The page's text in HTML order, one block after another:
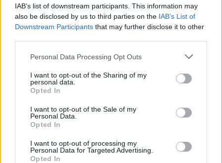
IAB’s list of downstream participants. This information may
also be disclosed by us to third parties on the IAB’s List of
Downstream Participants that may further disclose it to other
Personal Data Processing Opt Outs
I want to opt-out of the Sharing of my
personal data.
Opted In
I want to opt-out of the Sale of my
Personal Data.
Opted In
I want to opt-out of processing my
Personal Data for Targeted Advertising.
Opted In
Duna Rekord Alacsony Vízszintje:
A Duna vízszintje rekordalacsony szintre süllyedt
Európa szárazsága miatt, ami miatt Magyarország
Paksi Atomerőművet. A szovjet korszakból származó
reaktorok
Rooby
augusztus 5, 2026